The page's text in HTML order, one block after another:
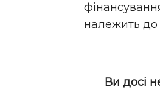
належить до
Ви досі